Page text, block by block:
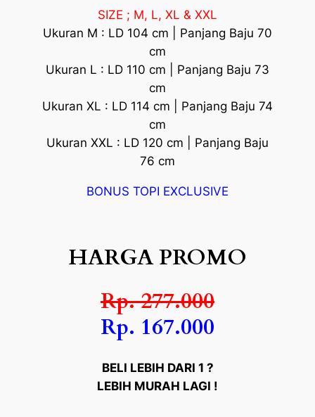
SIZE ; M, L, XL & XXL
Ukuran M : LD 104 cm | Panjang Baju 70
cm
Ukuran L : LD 110 cm | Panjang Baju 73
cm
Ukuran XL : LD 114 cm | Panjang Baju 74
cm
Ukuran XXL : LD 120 cm | Panjang Baju
76 cm
BONUS TOPI EXCLUSIVE
HARGA PROMO
Rp. 277.000
Rp. 167.000
BELI LEBIH DARI 1 ?
LEBIH MURAH LAGI !